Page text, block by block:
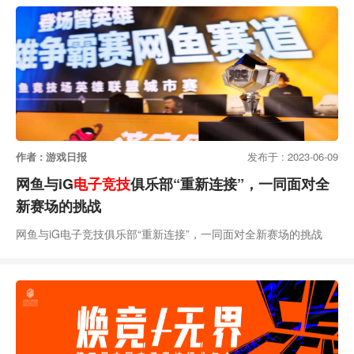
英代表们共同讨论游戏行业中最为重要的话题，包括了当前游戏行
业内女性所面临的挑战、未来人工智能的发展、电子竞技竞技以及
玩家的心理健康。通过现场全方位的讨
作者 : 游戏日报 发布于 : 2023-06-09
网鱼与iG电子竞技俱乐部“重新连接”，一同面对全
新赛场的挑战
网鱼与iG电子竞技俱乐部“重新连接”，一同面对全新赛场的挑战